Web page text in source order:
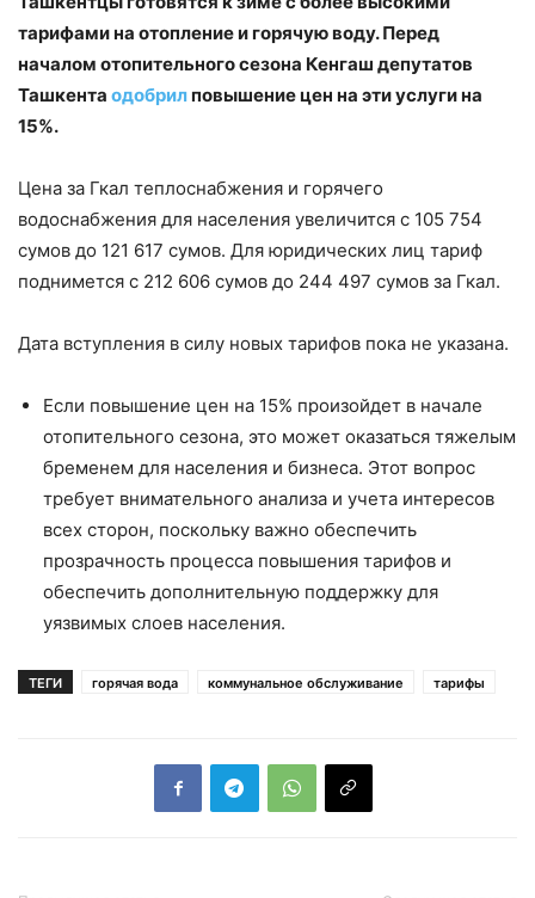
тарифами на отопление и горячую воду. Перед
началом отопительного сезона Кенгаш депутатов
Ташкента одобрилповышение цен на эти услуги на
15%.
Цена за Гкал теплоснабжения и горячего
водоснабжения для населения увеличится с 105 754
сумов до 121 617 сумов. Для юридических лиц тариф
поднимется с 212 606 сумов до 244 497 сумов за Гкал.
Дата вступления в силу новых тарифов пока не указана.
Если повышение цен на 15% произойдет в начале
отопительного сезона, это может оказаться тяжелым
бременем для населения и бизнеса. Этот вопрос
требует внимательного анализа и учета интересов
всех сторон, поскольку важно обеспечить
прозрачность процесса повышения тарифов и
обеспечить дополнительную поддержку для
уязвимых слоев населения.
ТЕГИ горячая вода коммунальное обслуживание тарифы